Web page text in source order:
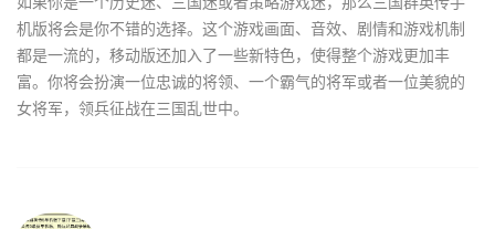
机版将会是你不错的选择。这个游戏画面、音效、剧情和游戏机制
都是一流的，移动版还加入了一些新特色，使得整个游戏更加丰
富。你将会扮演一位忠诚的将领、一个霸气的将军或者一位美貌的
女将军，领兵征战在三国乱世中。